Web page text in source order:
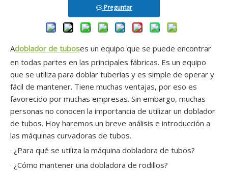
Dobladora de tubo de escape de aleación CNC con certificado CE
Preguntar
Adoblador de tuboses un equipo que se puede encontrar
en todas partes en las principales fábricas. Es un equipo
que se utiliza para doblar tuberías y es simple de operar y
fácil de mantener. Tiene muchas ventajas, por eso es
favorecido por muchas empresas. Sin embargo, muchas
personas no conocen la importancia de utilizar un doblador
de tubos. Hoy haremos un breve análisis e introducción a
las máquinas curvadoras de tubos.
· ¿Para qué se utiliza la máquina dobladora de tubos?
· ¿Cómo mantener una dobladora de rodillos?